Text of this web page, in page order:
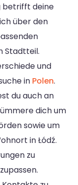
betrifft deine
über den
Stadtteil.
und
in Polen.
du auch an
dich um
sowie um
in Łódź.
zu